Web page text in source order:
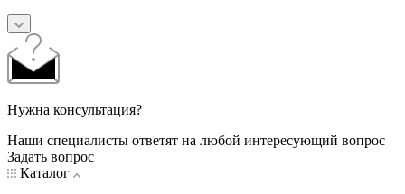
Нужна консультация?
Наши специалисты ответят на любой интересующий вопрос
Задать вопрос
Каталог